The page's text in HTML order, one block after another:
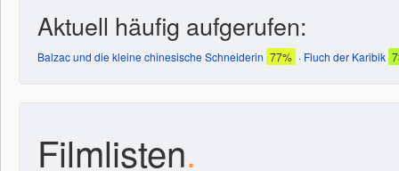
Aktuell häufig aufgerufen:
Balzac und die kleine chinesische Schneiderin 77% · Fluch der Karibik
Filmlisten.